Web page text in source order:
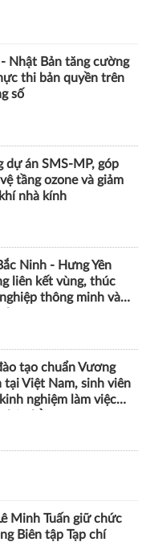
Nhật Bản tăng cường
thi bản quyền trên
số
dự án SMS-MP, góp
tầng ozone và giảm
nhà kính
Ninh - Hưng Yên
liên kết vùng, thúc
thông minh và
tạo chuẩn Vương
tại Việt Nam, sinh viên
nghiệm làm việc
Minh Tuấn giữ chức
Biên tập Tạp chí